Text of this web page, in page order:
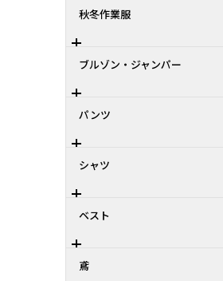
秋冬作業服
ブルゾン・ジャンパー
パンツ
シャツ
ベスト
鳶